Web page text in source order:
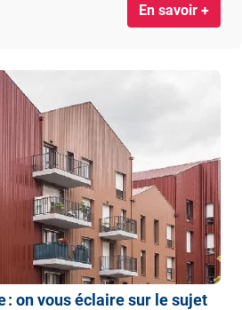
En savoir +
: on vous éclaire sur le sujet